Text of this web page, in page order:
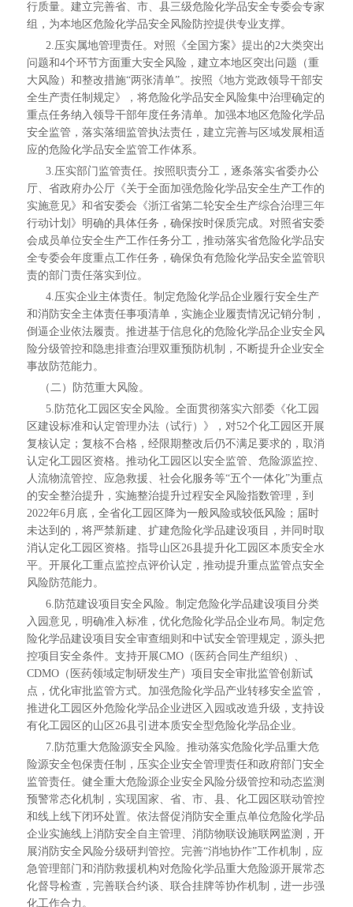
行质量。建立完善省、市、县三级危险化学品安全专委会专家
组，为本地区危险化学品安全风险防控提供专业支撑。
2.压实属地管理责任。对照《全国方案》提出的2大类突出
问题和4个环节方面重大安全风险，建立本地区突出问题（重
大风险）和整改措施“两张清单”。按照《地方党政领导干部安
全生产责任制规定》，将危险化学品安全风险集中治理确定的
重点任务纳入领导干部年度任务清单。加强本地区危险化学品
安全监管，落实落细监管执法责任，建立完善与区域发展相适
应的危险化学品安全监管工作体系。
3.压实部门监管责任。按照职责分工，逐条落实省委办公
厅、省政府办公厅《关于全面加强危险化学品安全生产工作的
实施意见》和省安委会《浙江省第二轮安全生产综合治理三年
行动计划》明确的具体任务，确保按时保质完成。对照省安委
会成员单位安全生产工作任务分工，推动落实省危险化学品安
全专委会年度重点工作任务，确保负有危险化学品安全监管职
责的部门责任落实到位。
4.压实企业主体责任。制定危险化学品企业履行安全生产
和消防安全主体责任事项清单，实施企业履责情况记销分制，
倒逼企业依法履责。推进基于信息化的危险化学品企业安全风
险分级管控和隐患排查治理双重预防机制，不断提升企业安全
事故防范能力。
（二）防范重大风险。
5.防范化工园区安全风险。全面贯彻落实六部委《化工园
区建设标准和认定管理办法（试行）》，对52个化工园区开展
复核认定；复核不合格，经限期整改后仍不满足要求的，取消
认定化工园区资格。推动化工园区以安全监管、危险源监控、
人流物流管控、应急救援、社会化服务等“五个一体化”为重点
的安全整治提升，实施整治提升过程安全风险指数管理，到
2022年6月底，全省化工园区降为一般风险或较低风险；届时
未达到的，将严禁新建、扩建危险化学品建设项目，并同时取
消认定化工园区资格。指导山区26县提升化工园区本质安全水
平。开展化工重点监控点评价认定，推动提升重点监管点安全
风险防范能力。
6.防范建设项目安全风险。制定危险化学品建设项目分类
入园意见，明确准入标准，优化危险化学品企业布局。制定危
险化学品建设项目安全审查细则和中试安全管理规定，源头把
控项目安全条件。支持开展CMO（医药合同生产组织）、
CDMO（医药领域定制研发生产）项目安全审批监管创新试
点，优化审批监管方式。加强危险化学品产业转移安全监管，
推进化工园区外危险化学品企业进区入园或改造升级，支持设
有化工园区的山区26县引进本质安全型危险化学品企业。
7.防范重大危险源安全风险。推动落实危险化学品重大危
险源安全包保责任制，压实企业安全管理责任和政府部门安全
监管责任。健全重大危险源企业安全风险分级管控和动态监测
预警常态化机制，实现国家、省、市、县、化工园区联动管控
和线上线下闭环处置。依法督促消防安全重点单位危险化学品
企业实施线上消防安全自主管理、消防物联设施联网监测，开
展消防安全风险分级研判管控。完善“消地协作”工作机制，应
急管理部门和消防救援机构对危险化学品重大危险源开展常态
化督导检查，完善联合约谈、联合挂牌等协作机制，进一步强
化工作合力。